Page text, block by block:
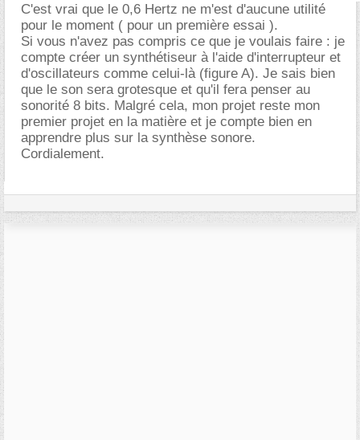
C'est vrai que le 0,6 Hertz ne m'est d'aucune utilité
pour le moment ( pour un première essai ).
Si vous n'avez pas compris ce que je voulais faire : je
compte créer un synthétiseur à l'aide d'interrupteur et
d'oscillateurs comme celui-là (figure A). Je sais bien
que le son sera grotesque et qu'il fera penser au
sonorité 8 bits. Malgré cela, mon projet reste mon
premier projet en la matière et je compte bien en
apprendre plus sur la synthèse sonore.
Cordialement.